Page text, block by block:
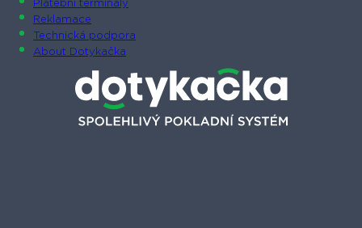
Platební terminály
Reklamace
Technická podpora
About Dotykačka